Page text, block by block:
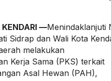
KENDARI —Menindaklanjuti
Sidrap dan Wali Kota
melakukan
Kerja Sama (PKS) terkait
Asal Hewan (PAH),